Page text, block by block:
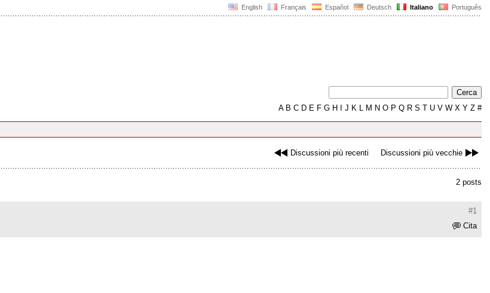
English Français Español Deutsch Italiano Português
AB C D E F G H J K L M N O P Q R S T U V W X Y Z #
Discussioni più recenti Discussioni più vecchie
2 posts
#1
Cita